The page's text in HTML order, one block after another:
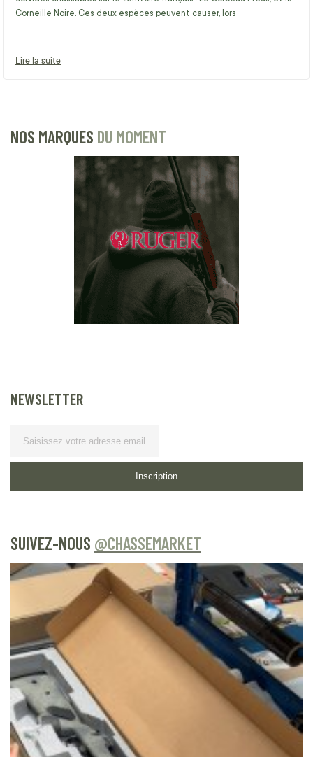
Corneille Noire. Ces deux espèces peuvent causer, lors
Lire la suite
NOS MARQUES DU MOMENT
NEWSLETTER
Inscription
SUIVEZ-NOUS @CHASSEMARKET